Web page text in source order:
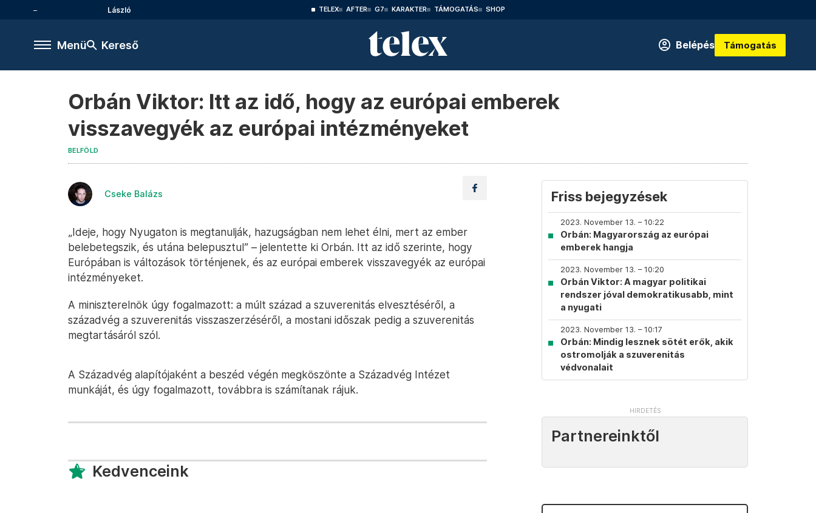
László TELEX AFTER G7 KARAKTER TÁMOGATÁS SHOP
Menü Kereső Belépés Támogatás
Orbán Viktor: Itt az idő, hogy az európai emberek
visszavegyék az európai intézményeket
BELFÖLD
Cseke Balázs
„Ideje, hogy Nyugaton is megtanulják, hazugságban nem lehet élni, mert az ember
belebetegszik, és utána belepusztul” – jelentette ki Orbán. Itt az idő szerinte, hogy
Európában is változások történjenek, és az európai emberek visszavegyék az európai
intézményeket.
A miniszterelnök úgy fogalmazott: a múlt század a szuverenitás elvesztéséről, a
századvég a szuverenitás visszaszerzéséről, a mostani időszak pedig a szuverenitás
megtartásáról szól.
A Századvég alapítójaként a beszéd végén megköszönte a Századvég Intézet
munkáját, és úgy fogalmazott, továbbra is számítanak rájuk.
Kedvenceink
Friss bejegyzések
2023. November 13. – 10:22
Orbán: Magyarország az európai
emberek hangja
2023. November 13. – 10:20
Orbán Viktor: A magyar politikai
rendszer jóval demokratikusabb, mint
a nyugati
2023. November 13. – 10:17
Orbán: Mindig lesznek sötét erők, akik
ostromolják a szuverenitás
védvonalait
Partnereinktől